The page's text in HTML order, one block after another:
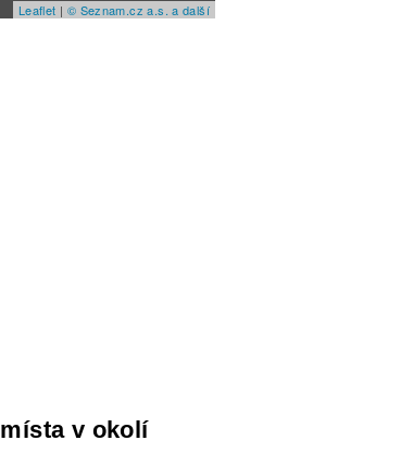
Leaflet | © Seznam.cz a.s. a další
v okolí